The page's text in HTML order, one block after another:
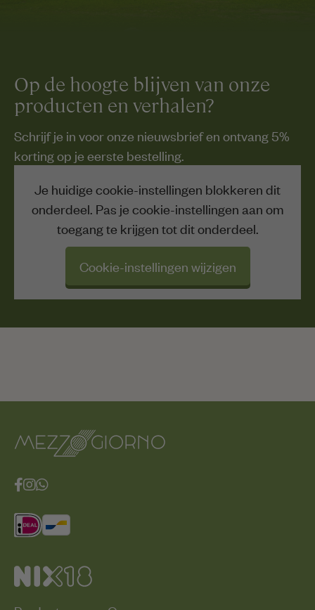
Op de hoogte blijven van onze
producten en verhalen?
Schrijf je in voor onze nieuwsbrief en ontvang 5%
korting op je eerste bestelling.
Je huidige cookie-instellingen blokkeren dit
onderdeel. Pas je cookie-instellingen aan om
toegang te krijgen tot dit onderdeel.
Cookie-instellingen wijzigen